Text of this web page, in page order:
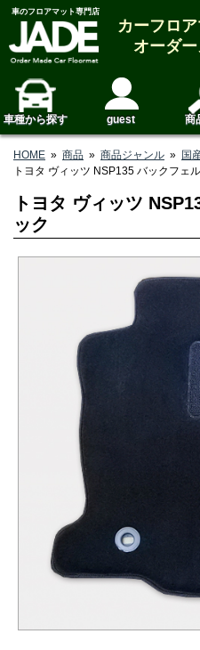
車のフロアマット専門店
カーフロ
オーダー
車種から探す guest 商
HOME » 商品 » 商品ジャンル » 国
トヨタ ヴィッツ NSP135 バックフェ
トヨタ ヴィッツ
ック